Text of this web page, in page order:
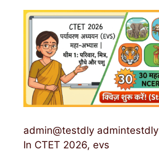
admin@testdly admintestdly
In CTET 2026, evs